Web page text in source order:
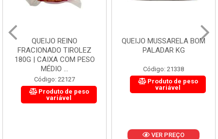
QUEIJO REINO
FRACIONADO TIROLEZ
180G | CAIXA COM PESO
MÉDIO ...
Código: 22127
Produto de peso
variável
QUEIJO MUSSARELA BOM
PALADAR KG
Código: 21338
Produto de peso
variável
VER PREÇO